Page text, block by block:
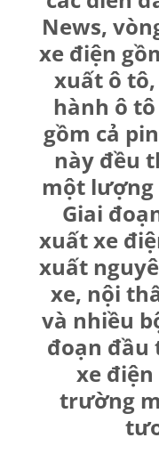
News,
xe điện
xuất ô
hành ô
gồm cả
này đều
một
Giai
xuất xe
xuất
xe, nội
và nhiều
đoạn đầu
xe
trường